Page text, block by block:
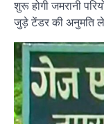
शुरू होगी जमरानी
जुड़े टेंडर की अनुमति